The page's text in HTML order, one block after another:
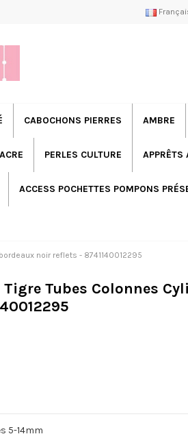
CABOCHONS PIERRES AMBRE
PERLES CULTURE APPRÊTS
ACCESS POCHETTES POMPONS
noir reflets - 8741140012295
Tubes Colonnes
5-14mm